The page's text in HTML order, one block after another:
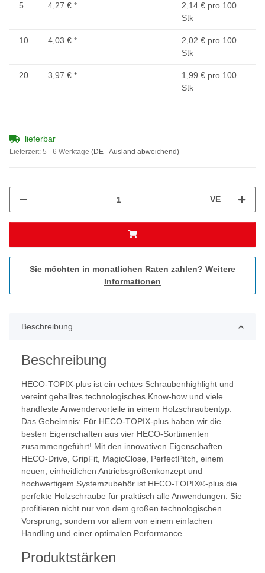
5 4,27 € *
2,14 € pro 100
Stk
10 4,03 € *
2,02 € pro 100
Stk
20 3,97 € *
1,99 € pro 100
Stk
lieferbar
Lieferzeit: 5 - 6 Werktage (DE - Ausland abweichend)
VE
Sie möchten in monatlichen Raten zahlen? Weitere
Informationen
Beschreibung
Beschreibung
HECO-TOPIX-plus ist ein echtes Schraubenhighlight und
vereint geballtes technologisches Know-how und viele
handfeste Anwendervorteile in einem Holzschraubentyp.
Das Geheimnis: Für HECO-TOPIX-plus haben wir die
besten Eigenschaften aus vier HECO-Sortimenten
zusammengeführt! Mit den innovativen Eigenschaften
HECO-Drive, GripFit, MagicClose, PerfectPitch, einem
neuen, einheitlichen Antriebsgrößenkonzept und
hochwertigem Systemzubehör ist HECO-TOPIX®-plus die
perfekte Holzschraube für praktisch alle Anwendungen. Sie
profitieren nicht nur von dem großen technologischen
Vorsprung, sondern vor allem von einem einfachen
Handling und einer optimalen Performance.
Produktstärken